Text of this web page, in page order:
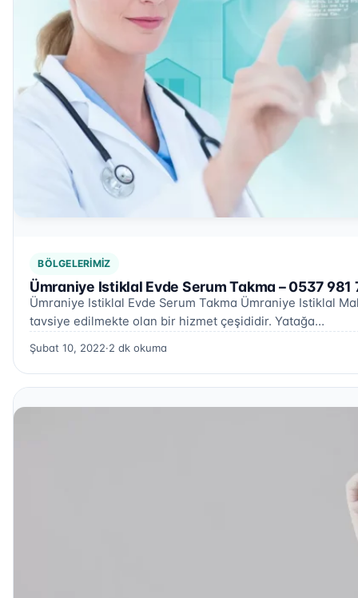
BÖLGELERIMIZ
Ümraniye Istiklal Evde Serum Takma – 0537 981
Ümraniye Istiklal Evde Serum Takma Ümraniye Istiklal
tavsiye edilmekte olan bir hizmet çeşididir. Yatağa…
Şubat 10, 2022·2 dk okuma